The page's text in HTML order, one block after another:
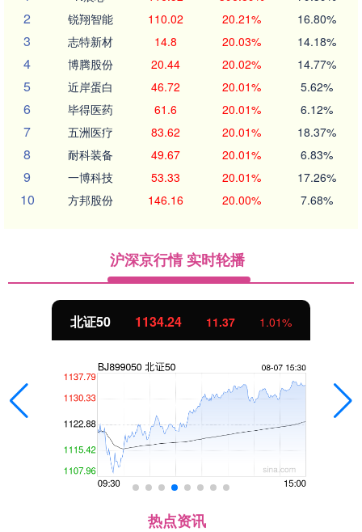
2 锐翔智能 110.02 20.21% 16.80%
3 志特新材 14.8 20.03% 14.18%
4 博腾股份 20.44 20.02% 14.77%
5 近岸蛋白 46.72 20.01% 5.62%
6 毕得医药 61.6 20.01% 6.12%
7 五洲医疗 83.62 20.01% 18.37%
8 耐科装备 49.67 20.01% 6.83%
9 一博科技 53.33 20.01% 17.26%
10 方邦股份 146.16 20.00% 7.68%
沪深京行情 实时轮播
北证50 1134.24 11.37 1.01%
热点资讯